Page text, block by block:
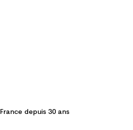
depuis 30 ans